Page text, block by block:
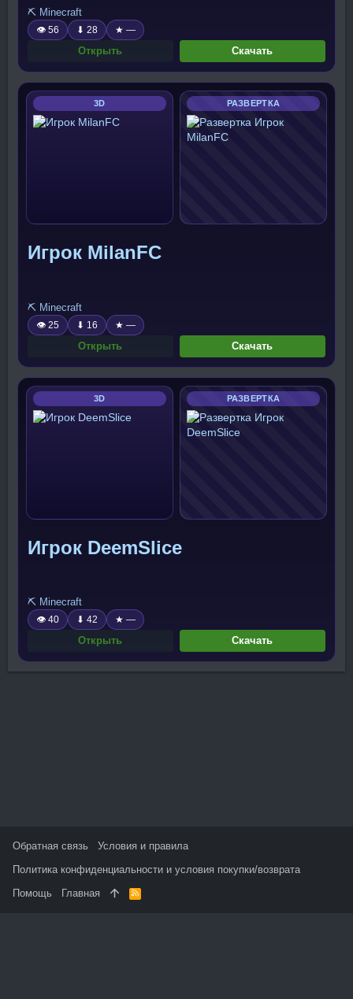
⛏️ Minecraft
👁 56 ⬇ 28 ★ —
Открыть Скачать
3D РАЗВЕРТКА
Игрок MilanFC
⛏️ Minecraft
👁 25 ⬇ 16 ★ —
Открыть Скачать
3D РАЗВЕРТКА
Игрок DeemSlice
⛏️ Minecraft
👁 40 ⬇ 42 ★ —
Открыть Скачать
Обратная связь
Условия и правила
Политика конфиденциальности и условия покупки/возврата
Помощь
Главная
R